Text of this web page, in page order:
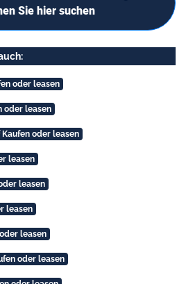
Sie hier suchen
oder leasen
oder leasen
oder leasen
leasen
leasen
leasen
leasen
oder leasen